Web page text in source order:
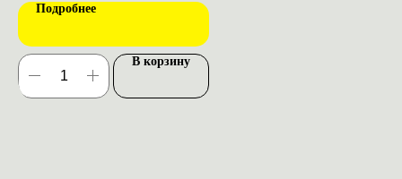
Подробнее
В корзину